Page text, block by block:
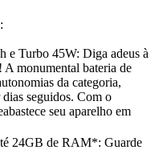
e Turbo 45W: Diga adeus à
A monumental bateria de
da categoria,
seguidos. Com o
seu aparelho em
24GB de RAM*: Guarde